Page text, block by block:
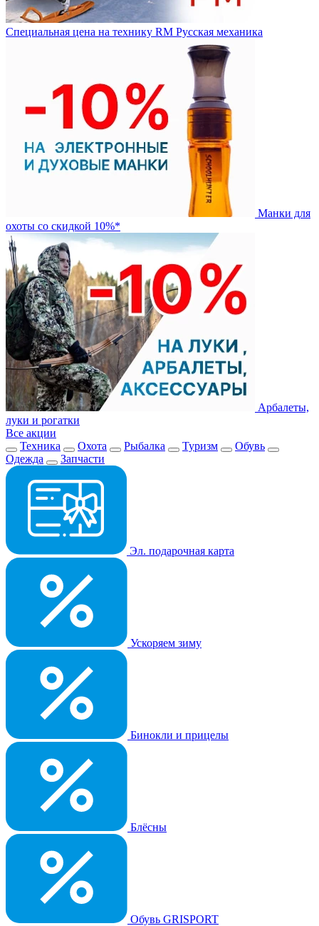
Специальная цена на технику RM Русская механика
Манки для
охоты со скидкой 10%*
Арбалеты,
луки и рогатки
Все акции
Техника
Охота Рыбалка Туризм
Обувь
Одежда
Запчасти
Эл. подарочная карта
Ускоряем зиму
Бинокли и прицелы
Блёсны
Обувь GRISPORT